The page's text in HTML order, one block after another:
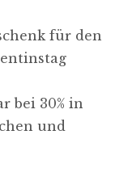
für den
bei 30% in
und